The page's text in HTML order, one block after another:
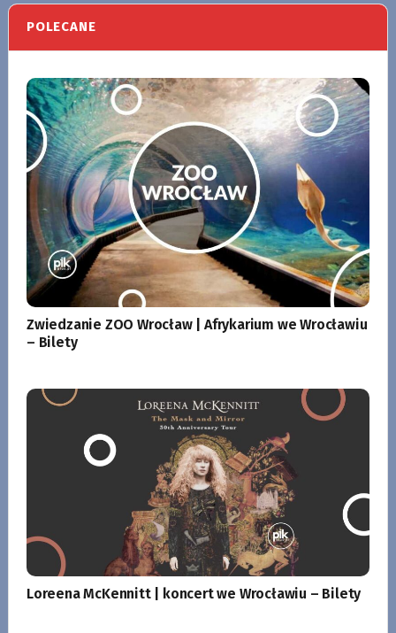
POLECANE
Zwiedzanie ZOO Wrocław | Afrykarium we Wrocławiu
– Bilety
Loreena McKennitt | koncert we Wrocławiu – Bilety